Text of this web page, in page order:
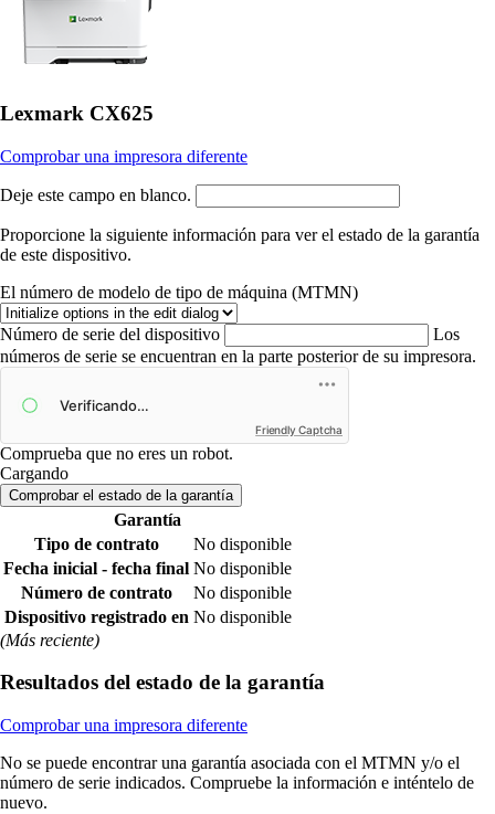
Lexmark CX625
Comprobar una impresora diferente
Deje este campo en blanco.
Proporcione la siguiente información para ver el estado de la garantía
de este dispositivo.
El número de modelo de tipo de máquina (MTMN)
Número de serie del dispositivo
Los
números de serie se encuentran en la parte posterior de su impresora.
Friendly Captcha
Comprueba que no eres un robot.
Cargando
Comprobar el estado de la garantía
Garantía
Tipo de contrato
No disponible
Fecha inicial - fecha final No disponible
Número de contrato
No disponible
Dispositivo registrado en No disponible
(Más reciente)
Resultados del estado de la garantía
Comprobar una impresora diferente
No se puede encontrar una garantía asociada con el MTMN y/o el
número de serie indicados. Compruebe la información e inténtelo de
nuevo.